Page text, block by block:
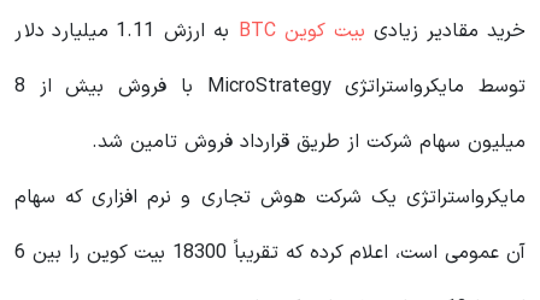
خرید مقادیر زیادی بیت کوین BTC
به ارزش 1.11 میلیارد دلار
توسط مایکرواستراتژی MicroStrategy با فروش بیش از 8
میلیون سهام شرکت از طریق قرارداد فروش تامین شد.
مایکرواستراتژی یک شرکت هوش تجاری و نرم افزاری که سهام
آن عمومی است، اعلام کرده که تقریباً 18300 بیت کوین را بین 6